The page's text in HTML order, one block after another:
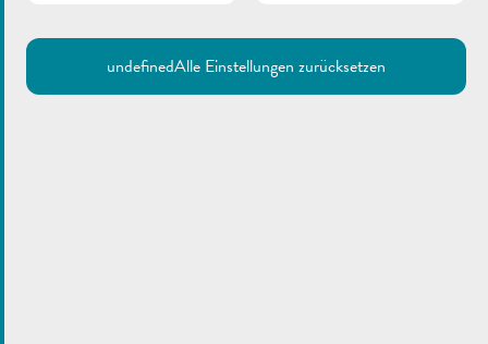
undefinedAlle Einstellungen zurücksetzen